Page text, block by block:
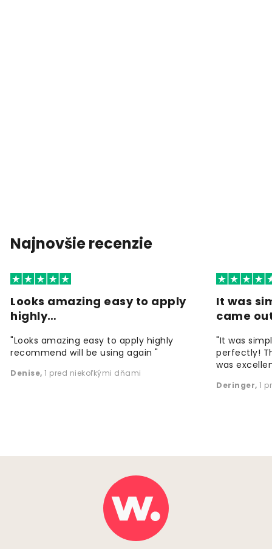
Najnovšie recenzie
Looks amazing easy to apply
highly…
"Looks amazing easy to apply highly
recommend will be using again "
Denise, 1 pred niekoľkými dňami
It was
came
"It was
perfectly!
was
Deringer, 1